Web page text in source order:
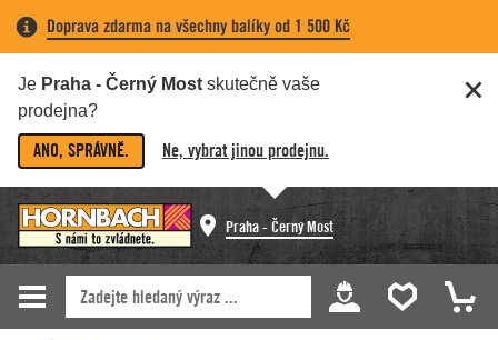
Doprava zdarma na všechny balíky od 1 500 Kč
Je Praha - Černý Most skutečně vaše
prodejna?
ANO, SPRÁVNĚ. Ne, vybrat jinou prodejnu.
Praha - Černý Most